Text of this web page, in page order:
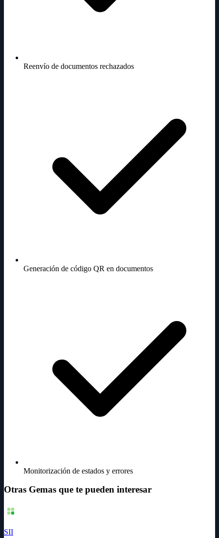
Reenvío de documentos rechazados
Generación de código QR en documentos
Monitorización de estados y errores
Otras Gemas que te pueden interesar
SII